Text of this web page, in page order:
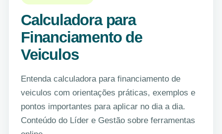
Calculadora para
Financiamento de
Veiculos
Entenda calculadora para financiamento de
veiculos com orientações práticas, exemplos e
pontos importantes para aplicar no dia a dia.
Conteúdo do Líder e Gestão sobre ferramentas